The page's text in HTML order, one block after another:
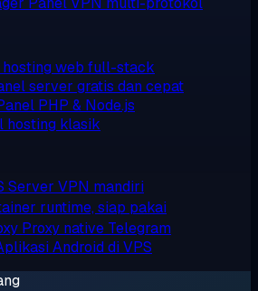
hosting web full-stack
server gratis dan cepat
PHP & Node.js
hosting klasik
Server VPN mandiri
runtime, siap pakai
Proxy native Telegram
Android di VPS